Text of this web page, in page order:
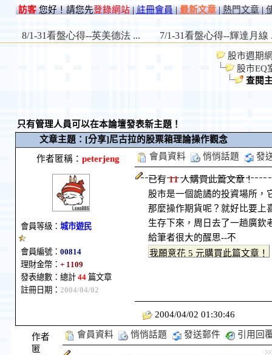
訪客您好！請您先登錄網站|註冊會員|最新文章|熱門文章|
股市週期
股市EQ
查閱
只有管理人員可以在本論壇發表新主題！
文章主題：[分享]尼古拉的股票箱理論操作觀念
作者匿稱： peterjeng
會員等級： 城市遊民
會員編號： 00814
理財金幣： + 1109
發表總數：總計 44 篇文章
註冊日期： 2004/04/02
會員資料 悄悄話題 發
已有11人購買此篇文章！
股市是一個詭譎的投資場所，
那麼操作期貨呢？就好比要上
生存下來，周日去了一趟廣欽
給筆者很大的醒思--不
2004/04/02 01:30:46
作者
匿
會員資料 悄悄話題 發送郵件 引用回